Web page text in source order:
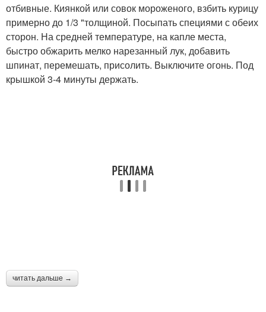
отбивные. Киянкой или совок мороженого, взбить курицу
примерно до 1/3 "толщиной. Посыпать специями с обеих
сторон. На средней температуре, на капле места,
быстро обжарить мелко нарезанный лук, добавить
шпинат, перемешать, присолить. Выключите огонь. Под
крышкой 3-4 минуты держать.
читать дальше →